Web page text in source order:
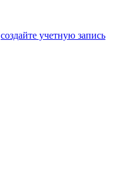
создайте учетную запись